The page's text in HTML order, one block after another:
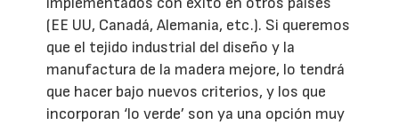
(EE UU, Canadá, Alemania, etc.). Si queremos
que el tejido industrial del diseño y la
manufactura de la madera mejore, lo tendrá
que hacer bajo nuevos criterios, y los que
incorporan ‘lo verde’ son ya una opción muy